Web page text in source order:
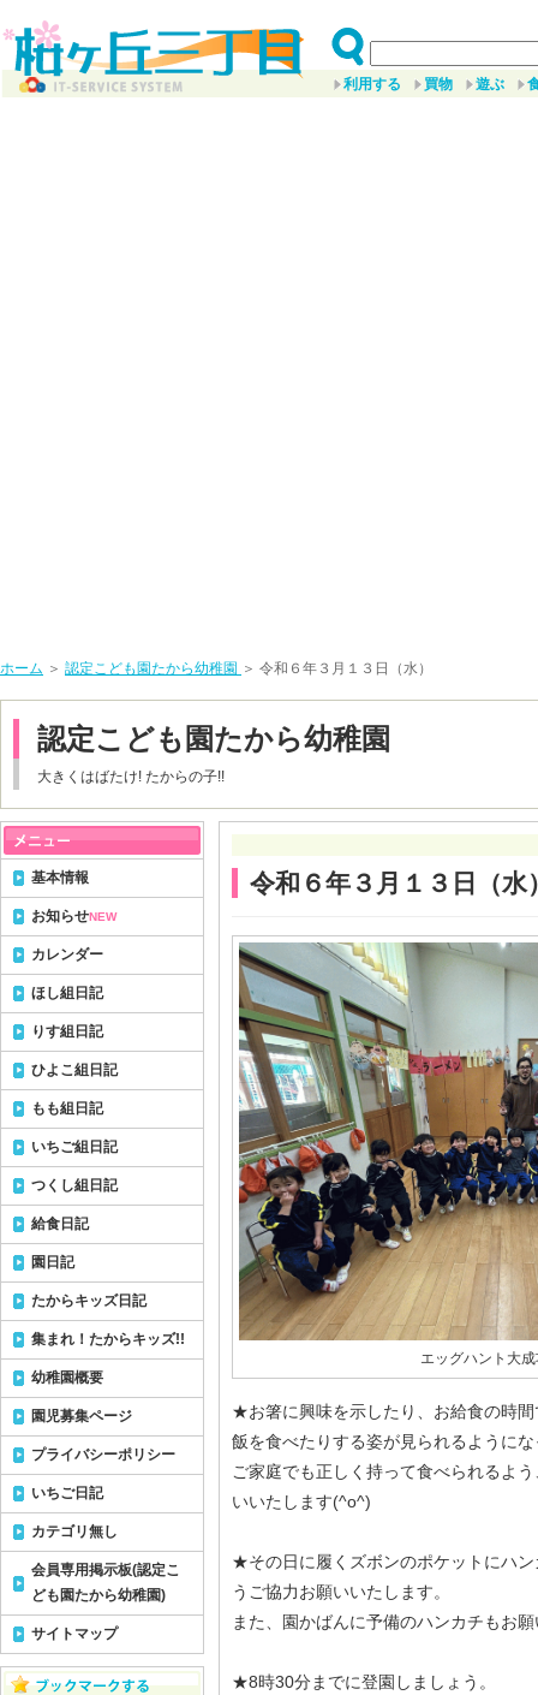
利用する 買物 遊ぶ
ホーム ＞ 認定こども園たから幼稚園 ＞ 令和６年３月１３日（水）
認定こども園たから幼稚園
大きくはばたけ! たからの子!!
令和６年３月１３日（水
エッグハント大
★お箸に興味を示したり、お給食の時
飯を食べたりする姿が見られるように
ご家庭でも正しく持って食べられるよ
いいたします(^o^)
★その日に履くズボンのポケットにハ
うご協力お願いいたします。
また、園かばんに予備のハンカチもお
★8時30分までに登園しましょう。
基本情報
お知らせNEW
カレンダー
ほし組日記
りす組日記
ひよこ組日記
もも組日記
いちご組日記
つくし組日記
給食日記
園日記
たからキッズ日記
集まれ！たからキッズ!!
幼稚園概要
園児募集ページ
プライバシーポリシー
いちご日記
カテゴリ無し
会員専用掲示板(認定こ
ども園たから幼稚園)
サイトマップ